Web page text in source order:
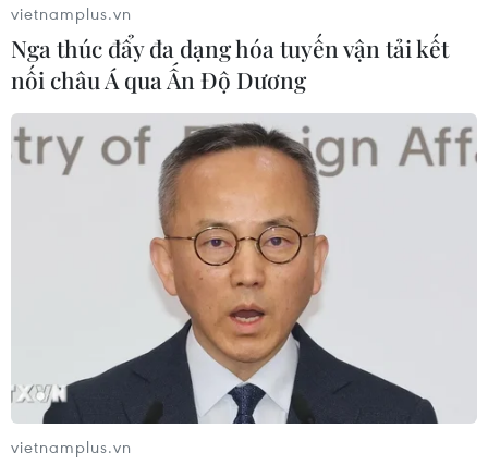
Tổng thống Hàn Quốc chủ trương thúc
đẩy quan hệ với Nhật Bản
Tổng thống Yoon Suk-yeol nhấn mạnh Nhật Bản giờ đây
là một đối tác của Hàn Quốc trong các lĩnh vực an ninh,
kinh tế, khoa học công nghệ và nghị sự toàn cầu.
vietnamplus.vn
Nga thúc đẩy đa dạng hóa tuyến vận tải kết
nối châu Á qua Ấn Độ Dương
vietnamplus.vn